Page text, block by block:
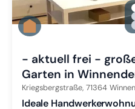
- aktuell frei -
Garten in
Kriegsbergstraße, 71364
Ideale